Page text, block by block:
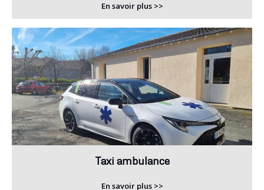
En savoir plus >>
Taxi ambulance
En savoir plus >>